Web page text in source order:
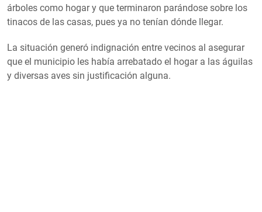
árboles como hogar y que terminaron parándose sobre los
tinacos de las casas, pues ya no tenían dónde llegar.
La situación generó indignación entre vecinos al asegurar
que el municipio les había arrebatado el hogar a las águilas
y diversas aves sin justificación alguna.